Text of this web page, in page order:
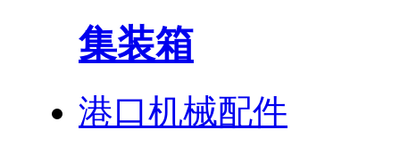
集装箱
港口机械配件